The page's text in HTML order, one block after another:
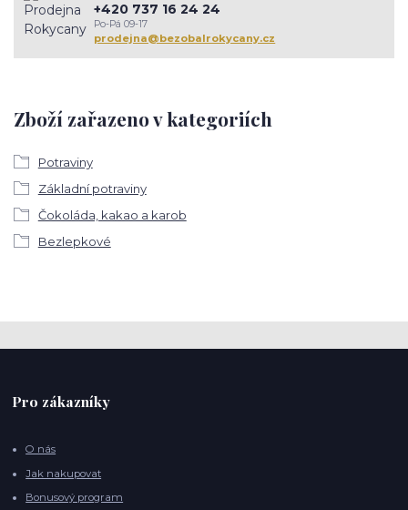
Zboží zařazeno v kategoriích
Potraviny
Základní potraviny
Čokoláda, kakao a karob
Bezlepkové
+420 737 16 24 24
Po-Pá 09-17
prodejna@bezobalrokycany.cz
Pro zákazníky
O nás
Jak nakupovat
Bonusový program